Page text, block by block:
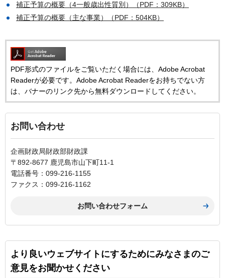
補正予算の概要（4一般歳出性質別）（PDF：309KB）
補正予算の概要（主な事業）（PDF：504KB）
PDF形式のファイルをご覧いただく場合には、Adobe Acrobat
Readerが必要です。Adobe Acrobat Readerをお持ちでない方
は、バナーのリンク先から無料ダウンロードしてください。
お問い合わせ
企画財政局財政部財政課
〒892-8677 鹿児島市山下町11-1
電話番号：099-216-1155
ファクス：099-216-1162
より良いウェブサイトにするためにみなさまのご
意見をお聞かせください